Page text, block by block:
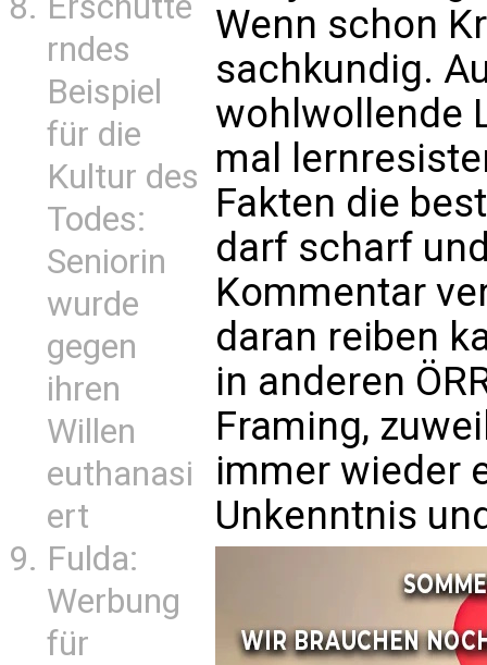
rndes
Beispiel
für die
Kultur des
Todes:
Seniorin
wurde
gegen
ihren
Willen
euthanasi
ert
Fulda:
Werbung
für
Wenn schon
sachkundig.
wohlwollende
mal
Fakten die
darf scharf
Kommentar
daran reiben
in anderen
Framing,
immer wieder
Unkenntnis